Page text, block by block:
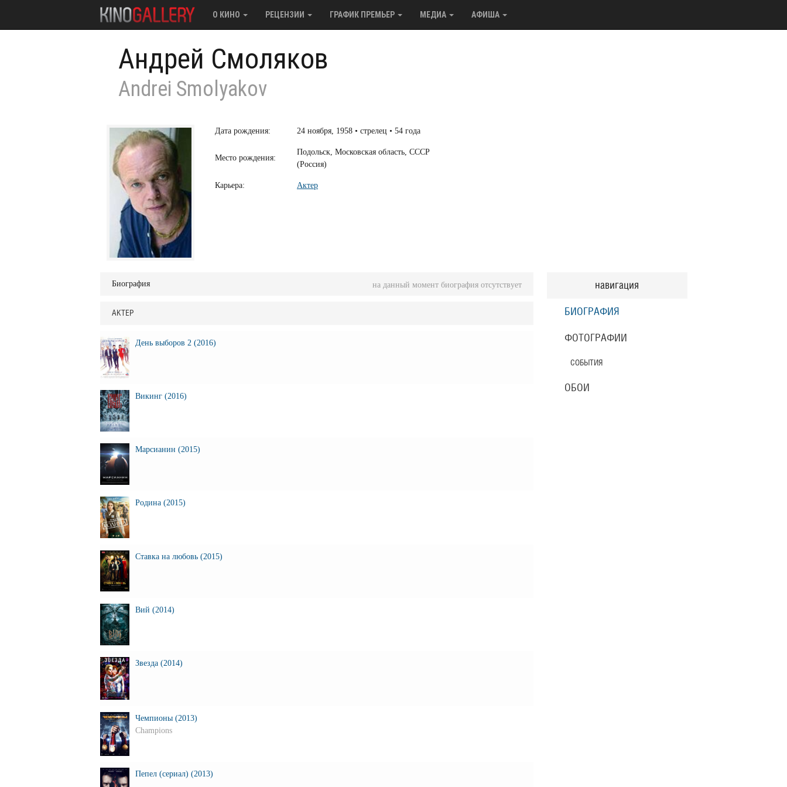
О КИНО РЕЦЕНЗИИ ГРАФИК ПРЕМЬЕР МЕДИА АФИША
Андрей Смоляков
Andrei Smolyakov
Дата рождения: 24 ноября, 1958 • стрелец • 54 года
Место рождения:
Подольск, Московская область, СССР
(Россия)
Карьера: Актер
навигация
БИОГРАФИЯ
ФОТОГРАФИИ
СОБЫТИЯ
ОБОИ
Биография на данный момент биография отсутствует
АКТЕР
День выборов 2 (2016)
Викинг (2016)
Марсианин (2015)
Родина (2015)
Ставка на любовь (2015)
Вий (2014)
Звезда (2014)
Чемпионы (2013)
Champions
Пепел (сериал) (2013)